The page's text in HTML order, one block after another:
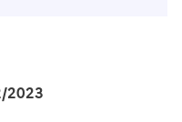
2023